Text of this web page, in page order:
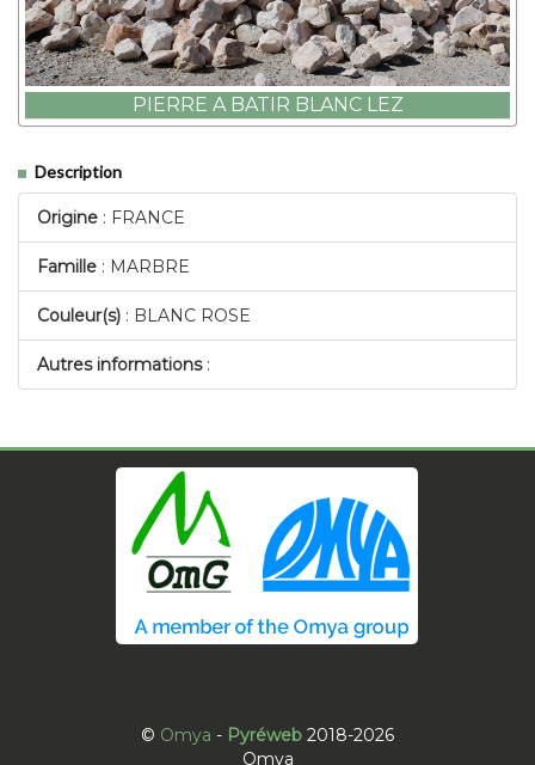
PIERRE A BATIR BLANC LEZ
Description
Origine : FRANCE
Famille : MARBRE
Couleur(s) : BLANC ROSE
Autres informations:
© Omya - Pyréweb2018-2026
Omya